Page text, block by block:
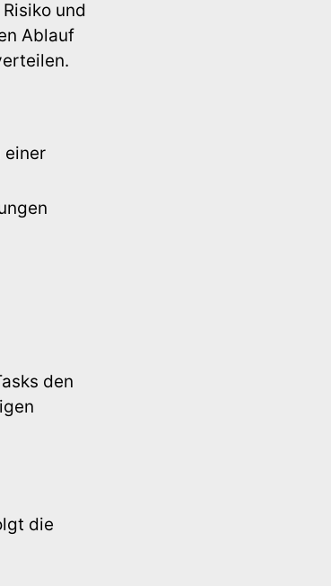
und
Ablauf
einer
den
die